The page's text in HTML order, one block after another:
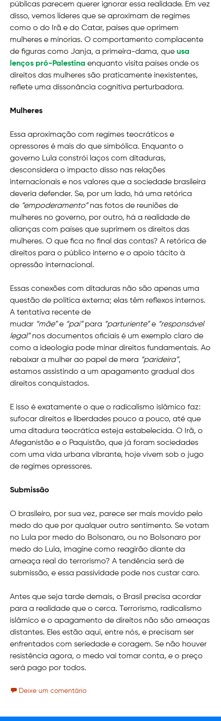
públicas parecem querer ignorar essa realidade. Em vez
disso, vemos líderes que se aproximam de regimes
como o do Irã e do Catar, países que oprimem
mulheres e minorias. O comportamento complacente
de figuras como Janja, a primeira-dama, que usa
lenços pró-Palestina enquanto visita países onde os
direitos das mulheres são praticamente inexistentes,
reflete uma dissonância cognitiva perturbadora.
Mulheres
Essa aproximação com regimes teocráticos e
opressores é mais do que simbólica. Enquanto o
governo Lula constrói laços com ditaduras,
desconsidera o impacto disso nas relações
internacionais e nos valores que a sociedade brasileira
deveria defender. Se, por um lado, há uma retórica
de “empoderamento”nas fotos de reuniões de
mulheres no governo, por outro, há a realidade de
alianças com países que suprimem os direitos das
mulheres. O que fica no final das contas? A retórica de
direitos para o público interno e o apoio tácito à
opressão internacional.
Essas conexões com ditaduras não são apenas uma
questão de política externa; elas têm reflexos internos.
A tentativa recente de
mudar “mãe”e “pai”para “parturiente”e “responsável
legal”nos documentos oficiais é um exemplo claro de
como a ideologia pode minar direitos fundamentais. Ao
rebaixar a mulher ao papel de mera “parideira”,
estamos assistindo a um apagamento gradual dos
direitos conquistados.
E isso é exatamente o que o radicalismo islâmico faz:
sufocar direitos e liberdades pouco a pouco, até que
uma ditadura teocrática esteja estabelecida. O Irã, o
Afeganistão e o Paquistão, que já foram sociedades
com uma vida urbana vibrante, hoje vivem sob o jugo
de regimes opressores.
Submissão
O brasileiro, por sua vez, parece ser mais movido pelo
medo do que por qualquer outro sentimento. Se votam
no Lula por medo do Bolsonaro, ou no Bolsonaro por
medo do Lula, imagine como reagirão diante da
ameaça real do terrorismo? A tendência será de
submissão, e essa passividade pode nos custar caro.
Antes que seja tarde demais, o Brasil precisa acordar
para a realidade que o cerca. Terrorismo, radicalismo
islâmico e o apagamento de direitos não são ameaças
distantes. Eles estão aqui, entre nós, e precisam ser
enfrentados com seriedade e coragem. Se não houver
resistência agora, o medo vai tomar conta, e o preço
será pago por todos.
Deixe um comentário